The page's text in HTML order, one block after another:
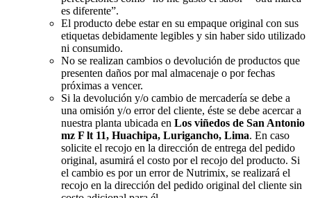
es diferente”.
El producto debe estar en su empaque original con sus
etiquetas debidamente legibles y sin haber sido utilizado
ni consumido.
No se realizan cambios o devolución de productos que
presenten daños por mal almacenaje o por fechas
próximas a vencer.
Si la devolución y/o cambio de mercadería se debe a
una omisión y/o error del cliente, éste se debe acercar a
nuestra planta ubicada en Los viñedos de San Antonio
mz F lt 11, Huachipa, Lurigancho, Lima. En caso
solicite el recojo en la dirección de entrega del pedido
original, asumirá el costo por el recojo del producto. Si
el cambio es por un error de Nutrimix, se realizará el
recojo en la dirección del pedido original del cliente sin